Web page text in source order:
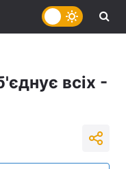
всіх -